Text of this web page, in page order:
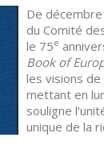
De
du Comité
le 75e
Book of
les visions
mettant en
souligne
unique de la